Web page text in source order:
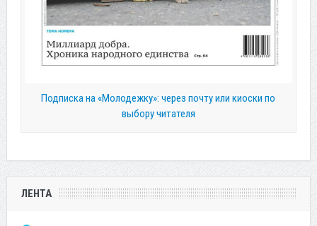
Подписка на «Молодежку»: через почту или киоски по
выбору читателя
ЛЕНТА